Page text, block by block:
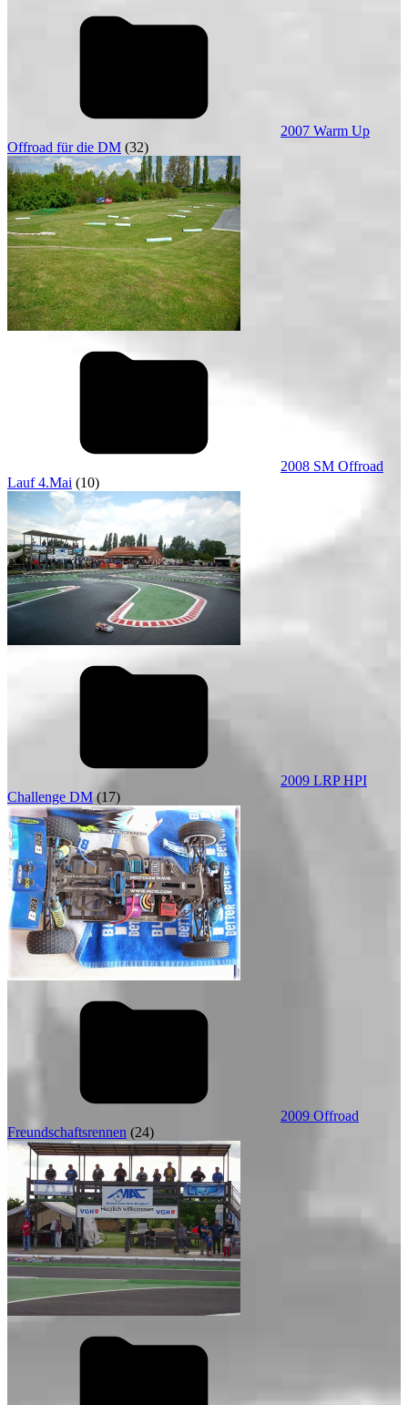
2007 Warm Up
Offroad für die DM (32)
2008 SM Offroad
Lauf 4.Mai (10)
2009 LRP HPI
Challenge DM (17)
2009 Offroad
Freundschaftsrennen (24)